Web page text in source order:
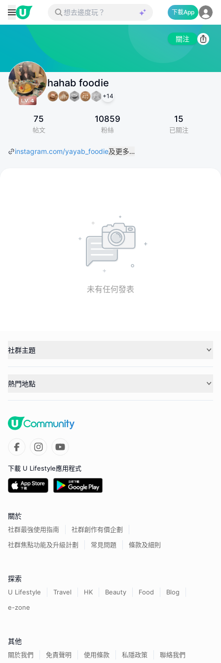
下載App
關注
hahab foodie
+14
75
帖文
10859
粉絲
15
已關注
instagram.com/yayab_foodie及更多…
未有任何發表
社群主題
熱門地點
下載 U Lifestyle應用程式
關於
社群最強使用指南
社群創作有價企劃
社群焦點功能及升級計劃
常見問題 條款及細則
探索
U Lifestyle Travel HK Beauty Food
Blog
e-zone
其他
關於我們 免責聲明 使用條款 私隱政策 聯絡我們